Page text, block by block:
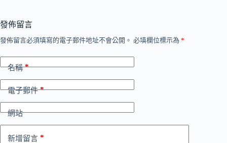
發佈留言
發佈留言必須填寫的電子郵件地址不會公開。 必填欄位標示為 *
名稱*
電子郵件*
網站
新增留言 *